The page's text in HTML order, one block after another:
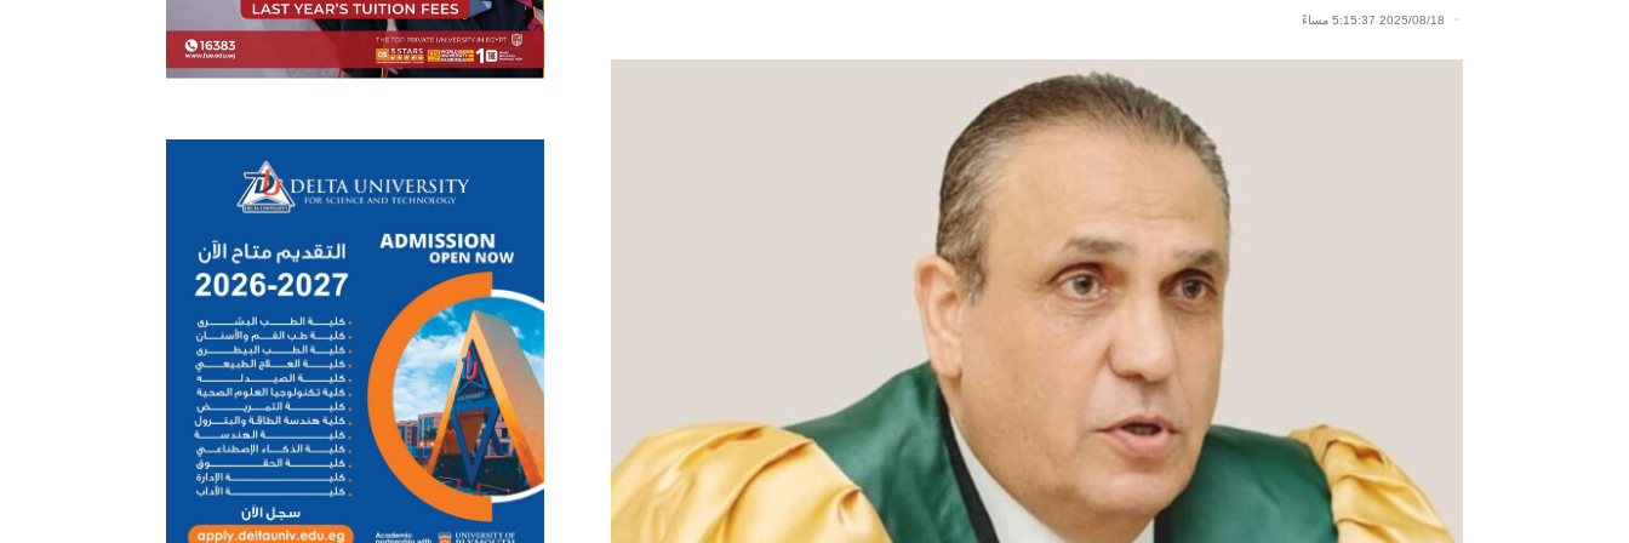
2025/08/18 5:15:37 مساءً